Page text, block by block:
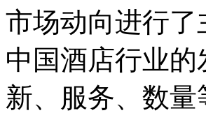
市场动向进行
中国酒店行业
新、服务、数